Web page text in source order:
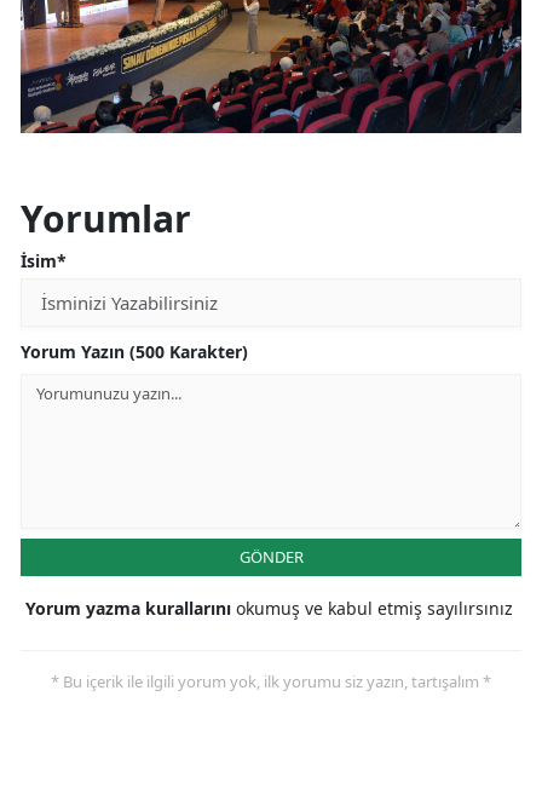
Yorumlar
İsim*
Yorum Yazın (500 Karakter)
GÖNDER
Yorum yazma kurallarını okumuş ve kabul etmiş sayılırsınız
* Bu içerik ile ilgili yorum yok, ilk yorumu siz yazın, tartışalım *